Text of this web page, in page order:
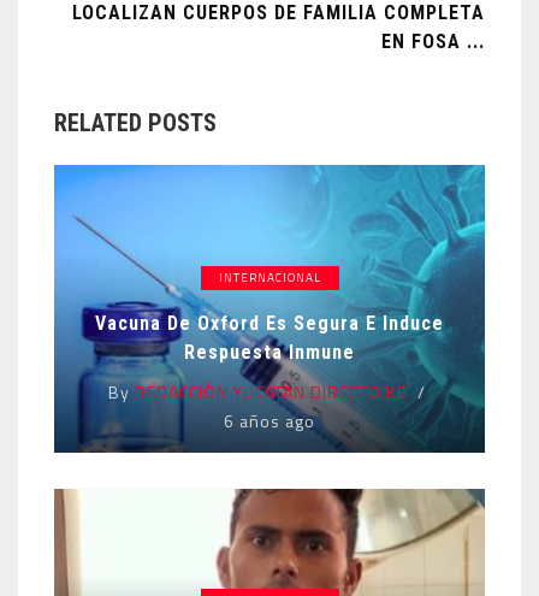
LOCALIZAN CUERPOS DE FAMILIA COMPLETA
EN FOSA ...
RELATED POSTS
INTERNACIONAL
Vacuna De Oxford Es Segura E Induce
Respuesta Inmune
ByREDACCIÓN YUCATÁN DIRECTO KE
6 años ago